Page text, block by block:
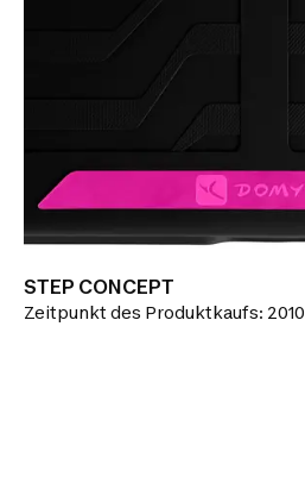
STEP CONCEPT
Zeitpunkt des Produktkaufs: 2010